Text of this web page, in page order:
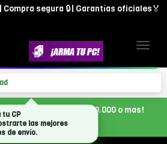
segura 🔒| Garantías oficiales🏅
con tu compra de $300.000 o mas!
tu CP
las mejores
de envío.